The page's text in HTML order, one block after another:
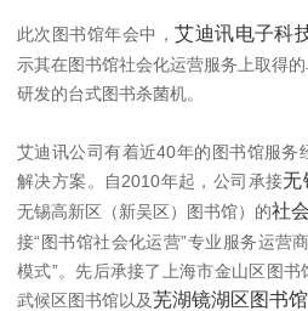
此次图书馆年会中，艾迪讯电子科
示其在图书馆社会化运营服务上取得
研发的台式图书杀菌机。
艾迪讯公司有着近40年的图书馆服务
解决方案。自2010年起，公司承接无
无锡高新区（新吴区）图书馆）的社
接“图书馆社会化运营”专业服务运营
模式”。先后承接了上海市金山区图
武候区图书馆以及芜湖镜湖区图书馆